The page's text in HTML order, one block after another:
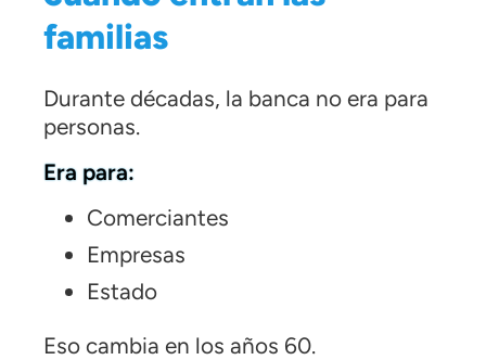
familias
Durante décadas, la banca no era para
personas.
Era para:
Comerciantes
Empresas
Estado
Eso cambia en los años 60.